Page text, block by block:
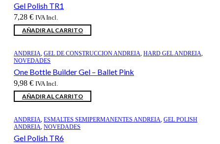
Gel Polish TR1
7,28 € IVA Incl.
AÑADIR AL CARRITO
ANDREIA, GEL DE CONSTRUCCION ANDREIA, HARD GEL ANDREIA,
NOVEDADES
One Bottle Builder Gel – Ballet Pink
9,98 € IVA Incl.
AÑADIR AL CARRITO
ANDREIA, ESMALTES SEMIPERMANENTES ANDREIA, GEL POLISH
ANDREIA, NOVEDADES
Gel Polish TR6